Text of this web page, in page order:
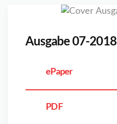
Ausgabe 07-2018
ePaper
PDF